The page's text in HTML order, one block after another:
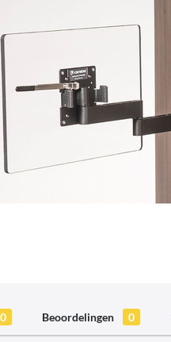
0 Beoordelingen 0